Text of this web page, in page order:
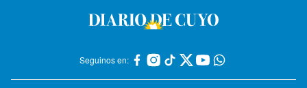
Seguinos en: